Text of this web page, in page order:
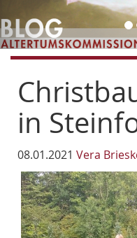
in
08.01.2021 Vera